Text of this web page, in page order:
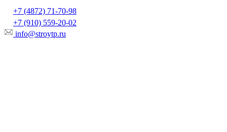
+7 (4872) 71-70-98
+7 (910) 559-20-02
info@stroytp.ru